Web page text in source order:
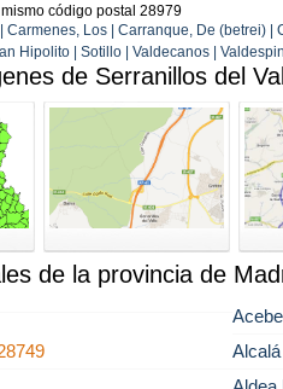
código postal 28979
Carmenes, Los | Carranque, De (betrei)
Hipolito | Sotillo | Valdecanos |
de Serranillos del
de la provincia de